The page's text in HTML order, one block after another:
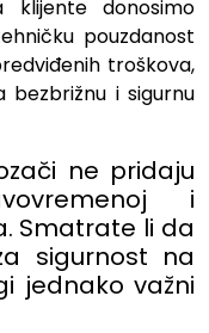
donosimo
pouzdanost
troškova,
bezbrižnu i sigurnu
ne pridaju
i
Smatrate li da
sigurnost na
jednako važni